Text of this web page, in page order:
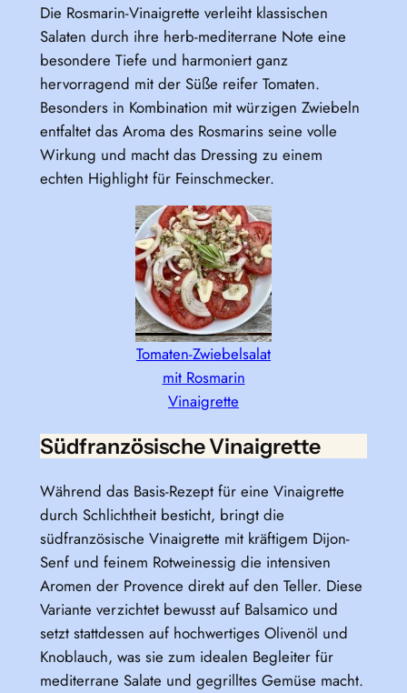
Die Rosmarin-Vinaigrette verleiht klassischen
Salaten durch ihre herb-mediterrane Note eine
besondere Tiefe und harmoniert ganz
hervorragend mit der Süße reifer Tomaten.
Besonders in Kombination mit würzigen Zwiebeln
entfaltet das Aroma des Rosmarins seine volle
Wirkung und macht das Dressing zu einem
echten Highlight für Feinschmecker.
Tomaten-Zwiebelsalat
mit Rosmarin
Vinaigrette
Südfranzösische Vinaigrette
Während das Basis-Rezept für eine Vinaigrette
durch Schlichtheit besticht, bringt die
südfranzösische Vinaigrette mit kräftigem Dijon-
Senf und feinem Rotweinessig die intensiven
Aromen der Provence direkt auf den Teller. Diese
Variante verzichtet bewusst auf Balsamico und
setzt stattdessen auf hochwertiges Olivenöl und
Knoblauch, was sie zum idealen Begleiter für
mediterrane Salate und gegrilltes Gemüse macht.